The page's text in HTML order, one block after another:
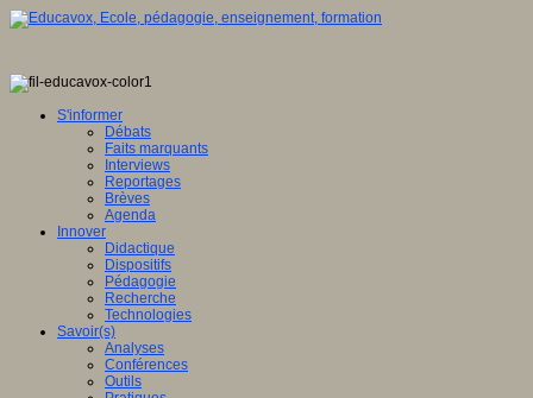
S'informer
Débats
Faits marquants
Interviews
Reportages
Brèves
Agenda
Innover
Didactique
Dispositifs
Pédagogie
Recherche
Technologies
Savoir(s)
Analyses
Conférences
Outils